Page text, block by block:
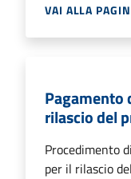
VAI ALLA
Pagamento
rilascio del
Procedimento
per il rilascio